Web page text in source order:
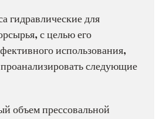
гидравлические для
с целью его
использования,
следующие
прессовальной